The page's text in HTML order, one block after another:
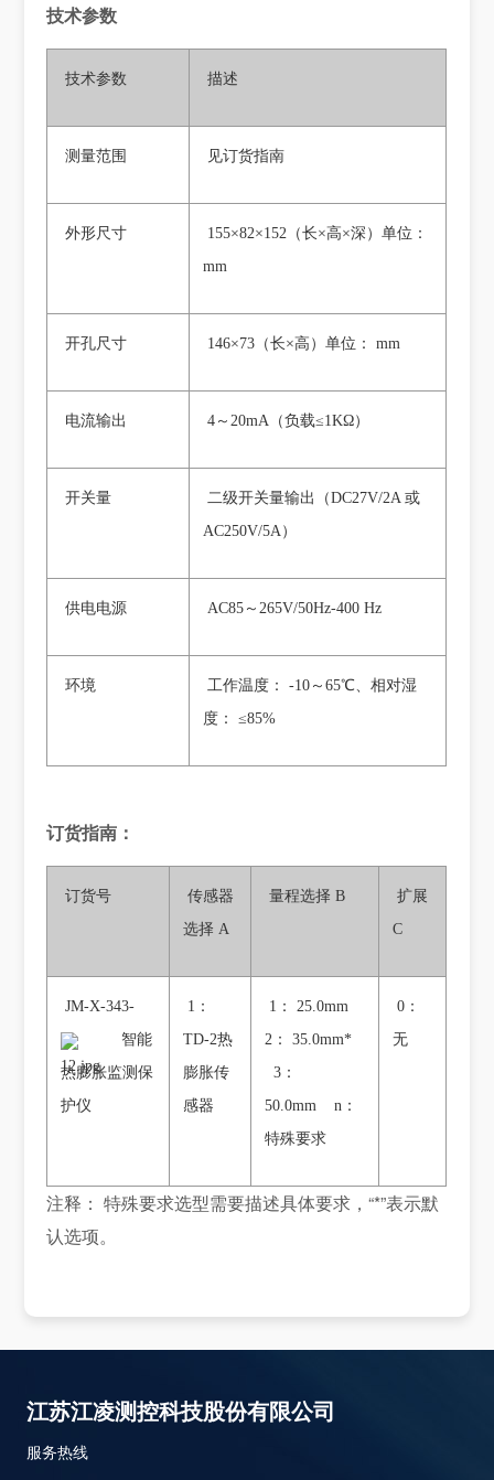
技术参数
技术参数 描述
测量范围 见订货指南
外形尺寸
155×82×152（长×高×深）单位：
mm
开孔尺寸 146×73（长×高）单位： mm
电流输出 4～20mA（负载≤1KΩ）
开关量
二级开关量输出（DC27V/2A 或
AC250V/5A）
供电电源 AC85～265V/50Hz-400 Hz
环境
工作温度： -10～65℃、相对湿
度： ≤85%
订货指南：
订货号
传感器
选择 A
量程选择 B
扩展
C
JM-X-343-
智能
热膨胀监测保
护仪
1：
TD-2热
膨胀传
感器
1： 25.0mm
2： 35.0mm*
3：
50.0mm n：
特殊要求
0：
无
注释： 特殊要求选型需要描述具体要求，“*”表示默
认选项。
江苏江凌测控科技股份有限公司
服务热线